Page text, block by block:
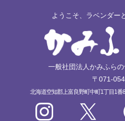
ようこそ、ラベンダー
一般社団法人かみふら
〒071-
北海道空知郡上富良野町中町1丁目1番